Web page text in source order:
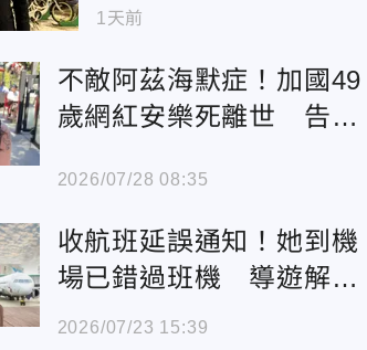
歲
1天前
不敵阿茲海默症！加國49
歲網紅安樂死離世 告別
2026/07/28 08:35
收航班延誤通知！她到機
場已錯過班機 導遊解答
了
2026/07/23 15:39